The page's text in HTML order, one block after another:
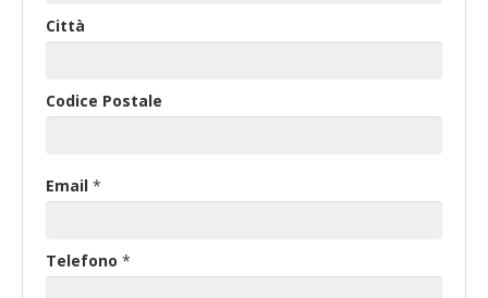
Città
Codice Postale
Email *
Telefono *